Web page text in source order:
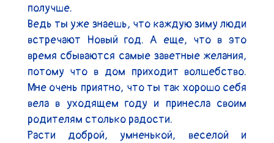
получше.
Ведь ты уже знаешь, что каждую зиму люди
встречают Новый год. А еще, что в это
время сбываются самые заветные желания,
потому что в дом приходит волшебство.
Мне очень приятно, что ты так хорошо себя
вела в уходящем году и принесла своим
родителям столько радости.
Расти доброй, умненькой, веселой и